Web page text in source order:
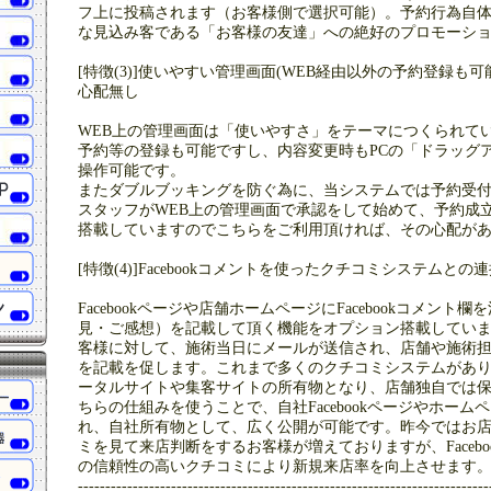
フ上に投稿されます（お客様側で選択可能）。予約行為自
な見込み客である「お客様の友達」への絶好のプロモーシ
[特徴(3)]使いやすい管理画面(WEB経由以外の予約登録も
心配無し
WEB上の管理画面は「使いやすさ」をテーマにつくられて
予約等の登録も可能ですし、内容変更時もPCの「ドラッグ
操作可能です。
またダブルブッキングを防ぐ為に、当システムでは予約受
スタッフがWEB上の管理画面で承認をして始めて、予約成
搭載していますのでこちらをご利用頂ければ、その心配が
[特徴(4)]Facebookコメントを使ったクチコミシステムとの
Facebookページや店舗ホームページにFacebookコメント欄
見・ご感想）を記載して頂く機能をオプション搭載してい
客様に対して、施術当日にメールが送信され、店舗や施術
を記載を促します。これまで多くのクチコミシステムがあ
ータルサイトや集客サイトの所有物となり、店舗独自では
ちらの仕組みを使うことで、自社Facebookページやホーム
れ、自社所有物として、広く公開が可能です。昨今ではお
ミを見て来店判断をするお客様が増えておりますが、
の信頼性の高いクチコミにより新規来店率を向上させます。